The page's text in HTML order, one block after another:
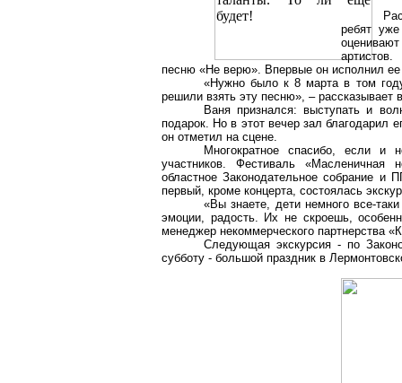
ребят
песню «Не верю». Впервые он исполнил
«Нужно было к 8 марта в том
решили взять эту песню», – рассказывает
Ваня признался: выступать и
подарок. Но в этот вечер зал благодарил
он отметил на сцене.
Многократное спасибо, если и
участников. Фестиваль «Масленичная
областное Законодательное собрание
первый, кроме концерта, состоялась
«Вы знаете, дети немного все-
эмоции, радость. Их не скроешь,
менеджер некоммерческого партнерства
Следующая экскурсия - по
субботу - большой праздник в